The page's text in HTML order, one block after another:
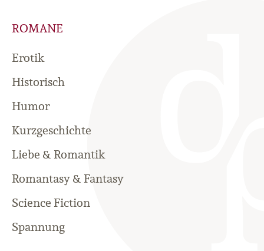
ROMANE
Erotik
Historisch
Humor
Kurzgeschichte
Liebe & Romantik
Romantasy & Fantasy
Science Fiction
Spannung